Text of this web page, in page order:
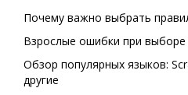
Почему важно выбрать
Взрослые ошибки при выборе
Обзор популярных языков:
другие